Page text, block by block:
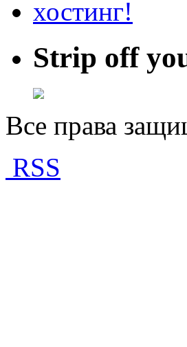
Strip off
Все права
RSS